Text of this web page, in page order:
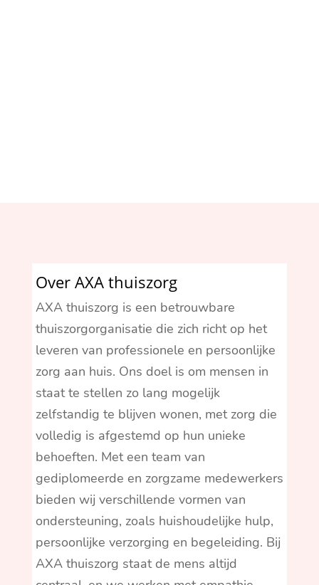
Over AXA thuiszorg
AXA thuiszorg is een betrouwbare
thuiszorgorganisatie die zich richt op het
leveren van professionele en persoonlijke
zorg aan huis. Ons doel is om mensen in
staat te stellen zo lang mogelijk
zelfstandig te blijven wonen, met zorg die
volledig is afgestemd op hun unieke
behoeften. Met een team van
gediplomeerde en zorgzame medewerkers
bieden wij verschillende vormen van
ondersteuning, zoals huishoudelijke hulp,
persoonlijke verzorging en begeleiding. Bij
AXA thuiszorg staat de mens altijd